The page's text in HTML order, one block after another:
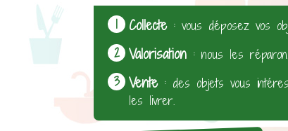
Collecte: vous déposez vos
Valorisation : nous les
Vente: des objets vous
les livrer.